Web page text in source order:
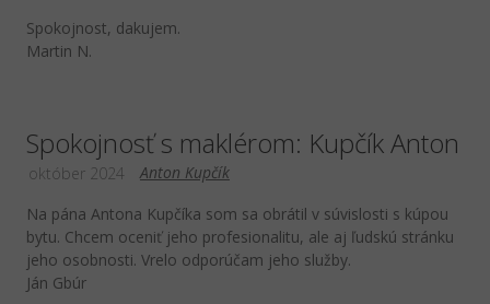
Spokojnost, dakujem.
Martin N.
Spokojnosť s maklérom: Kupčík Anton
Anton Kupčík
október 2024
Na pána Antona Kupčíka som sa obrátil v súvislosti s kúpou
bytu. Chcem oceniť jeho profesionalitu, ale aj ľudskú stránku
jeho osobnosti. Vrelo odporúčam jeho služby.
Ján Gbúr